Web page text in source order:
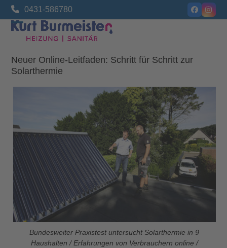
Skip
content
0431-586780 Facebook
Open
menu
Close
menu
Neuer Online-Leitfaden: Schritt für Schritt zur
Solarthermie
Bundesweiter Praxistest untersucht Solarthermie in 9
Haushalten / Erfahrungen von Verbrauchern online /